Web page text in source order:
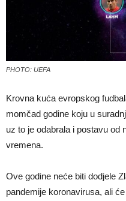
PHOTO: UEFA
Krovna kuća evropskog
momčad godine koju u
uz to je odabrala i postavu od
vremena.
Ove godine neće biti dodjele
pandemije koronavirusa, ali